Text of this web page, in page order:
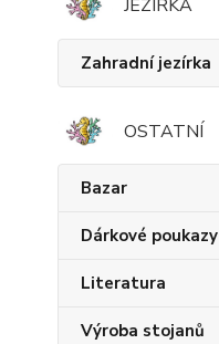
JEZÍRKA
Zahradní jezírka
OSTATNÍ
Bazar
Dárkové poukazy
Literatura
Výroba stojanů